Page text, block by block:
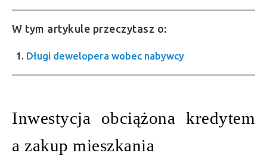
W tym artykule przeczytasz o:
Długi dewelopera wobec nabywcy
Inwestycja obciążona kredytem
a zakup mieszkania